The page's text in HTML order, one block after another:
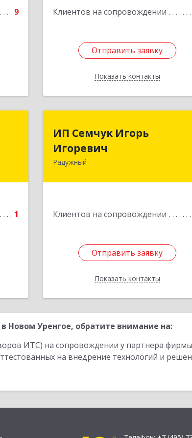
9 Клиентов на сопровождении
Отправить заявку
Показать контакты
Отправить заявку
Назад
1
ИП Семчук Игорь
Игоревич
Радужный
Клиентов на сопровождении
Отправить заявку
Показать контакты
628464, ХМАО-Югра, г. Радужный,
Отправить заявку
Назад
Новом Уренгое, обратите внимание на:
ИТС) на сопровождении у партнера
на внедрение технологий и